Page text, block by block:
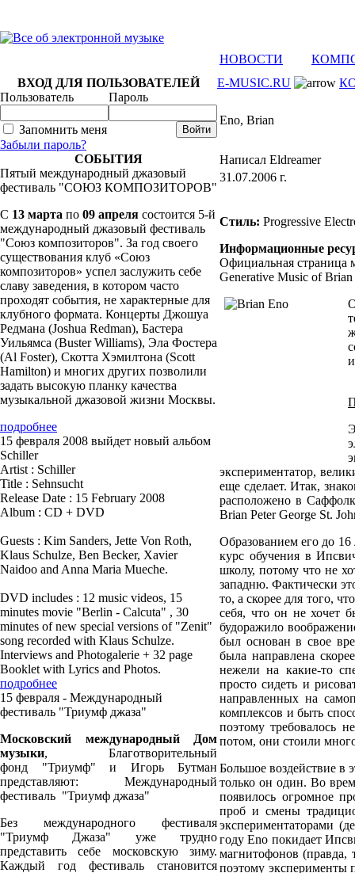
НОВОСТИ
ВХОД ДЛЯ ПОЛЬЗОВАТЕЛЕЙ
Пользователь
Пароль
Запомнить меня
Забыли пароль?
СОБЫТИЯ
Пятый международный джазовый
фестиваль "СОЮЗ КОМПОЗИТОРОВ"
C 13 марта по 09 апреля состоится 5-й
международный джазовый фестиваль
"Союз композиторов". За год своего
существования клуб «Союз
композиторов» успел заслужить себе
славу заведения, в котором часто
проходят события, не характерные для
клубного формата. Концерты Джошуа
Редмана (Joshua Redman), Бастера
Уильямса (Buster Williams), Эла Фостера
(Al Foster), Скотта Хэмилтона (Scott
Hamilton) и многих других позволили
задать высокую планку качества
музыкальной джазовой жизни Москвы.
подробнее
15 февраля 2008 выйдет новый альбом
Schiller
Artist : Schiller
Title : Sehnsucht
Release Date : 15 February 2008
Album : CD + DVD
Guests : Kim Sanders, Jette Von Roth,
Klaus Schulze, Ben Becker, Xavier
Naidoo and Anna Maria Mueche.
DVD includes : 12 music videos, 15
minutes movie "Berlin - Calcuta" , 30
minutes of new special versions of "Zenit"
song recorded with Klaus Schulze.
Interviews and Photogalerie + 32 page
Booklet with Lyrics and Photos.
подробнее
15 февраля - Международный
фестиваль "Триумф джаза"
Московский международный Дом
музыки, Благотворительный
фонд "Триумф" и Игорь Бутман
представляют: Международный
фестиваль "Триумф джаза"
Без международного фестиваля
"Триумф Джаза" уже трудно
представить себе московскую зиму.
Каждый год фестиваль становится
E-MUSIC.RU
Eno, Brian
Написал Eldreamer
31.07.2006 г.
Стиль: Progressive
Информационные
Официальная страница
Generative Music of
экспериментатор,
еще сделает. Итак,
расположено в
Brian Peter George St.
Образованием его до
курс обучения в
школу, потому что не
западню. Фактически
то, а скорее для того,
себя, что он не хочет
будоражило
был основан в свое
была направлена
нежели на какие-то
просто сидеть и
направленных на
комплексов и быть
поэтому требовалось
потом, они стоили
Большое воздействие в
только он один. Во
появилось огромное
проб и смены
экспериментаторами
году Eno покидает
магнитофонов (правда,
поэтому эксперименты